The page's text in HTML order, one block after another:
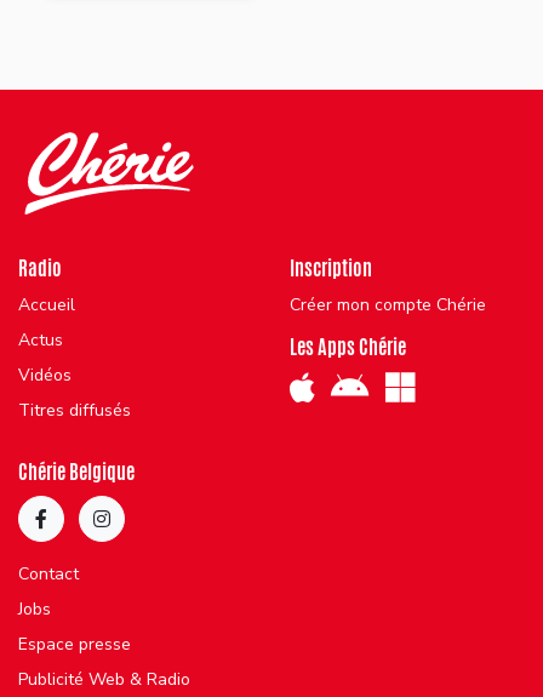
Radio
Accueil
Actus
Vidéos
Titres diffusés
Inscription
Créer mon compte Chérie
Les Apps Chérie
Chérie Belgique
Contact
Jobs
Espace presse
Publicité Web & Radio